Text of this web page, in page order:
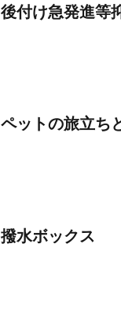
後付け急発進等
ペットの旅立ち
撥水ボックス